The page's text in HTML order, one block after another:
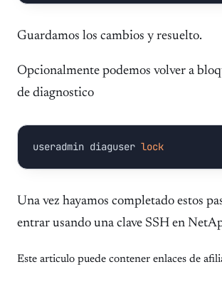
Guardamos los cambios y resuelto.
Opcionalmente podemos volver a
de diagnostico
useradmin diaguser lock
Una vez hayamos completado estos
entrar usando una clave SSH en
Este articulo puede contener enlaces de